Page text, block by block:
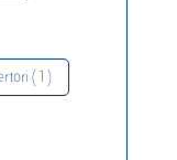
( 1 )